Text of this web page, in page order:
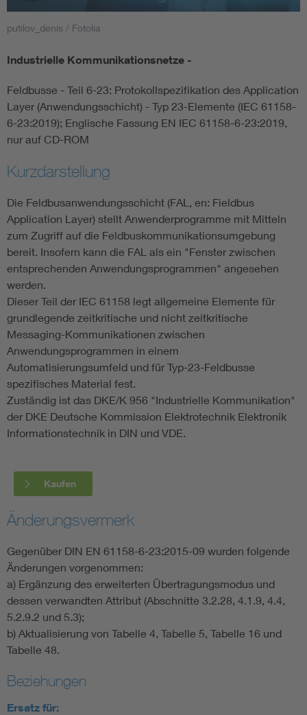
Smart Cities
DKE Fachinformationen im Kontext der Normung
Blitzschutz: DIN EN 62305 in der Übersicht
Circular Economy für mehr Ressourceneffizienz
Cybersecurity in der Industrieautomatisierung
DIN VDE 0100 für sichere Elektroinstallationen
Elektrofachkraft (EFK)
putilov_denis / Fotolia
Industrielle Kommunikationsnetze -
Feldbusse - Teil 6-23: Protokollspezifikation des Application
Layer (Anwendungsschicht) - Typ 23-Elemente (IEC 61158-
6-23:2019); Englische Fassung EN IEC 61158-6-23:2019,
nur auf CD-ROM
Kurzdarstellung
Die Feldbusanwendungsschicht (FAL, en: Fieldbus
Application Layer) stellt Anwenderprogramme mit Mitteln
zum Zugriff auf die Feldbuskommunikationsumgebung
bereit. Insofern kann die FAL als ein "Fenster zwischen
entsprechenden Anwendungsprogrammen" angesehen
werden.
Dieser Teil der IEC 61158 legt allgemeine Elemente für
grundlegende zeitkritische und nicht zeitkritische
Messaging-Kommunikationen zwischen
Anwendungsprogrammen in einem
Automatisierungsumfeld und für Typ-23-Feldbusse
spezifisches Material fest.
Zuständig ist das DKE/K 956 "Industrielle Kommunikation"
der DKE Deutsche Kommission Elektrotechnik Elektronik
Informationstechnik in DIN und VDE.
Kaufen
Änderungsvermerk
Gegenüber DIN EN 61158-6-23:2015-09 wurden folgende
Änderungen vorgenommen:
a) Ergänzung des erweiterten Übertragungsmodus und
dessen verwandten Attribut (Abschnitte 3.2.28, 4.1.9, 4.4,
5.2.9.2 und 5.3);
b) Aktualisierung von Tabelle 4, Tabelle 5, Tabelle 16 und
Tabelle 48.
Beziehungen
Ersatz für: